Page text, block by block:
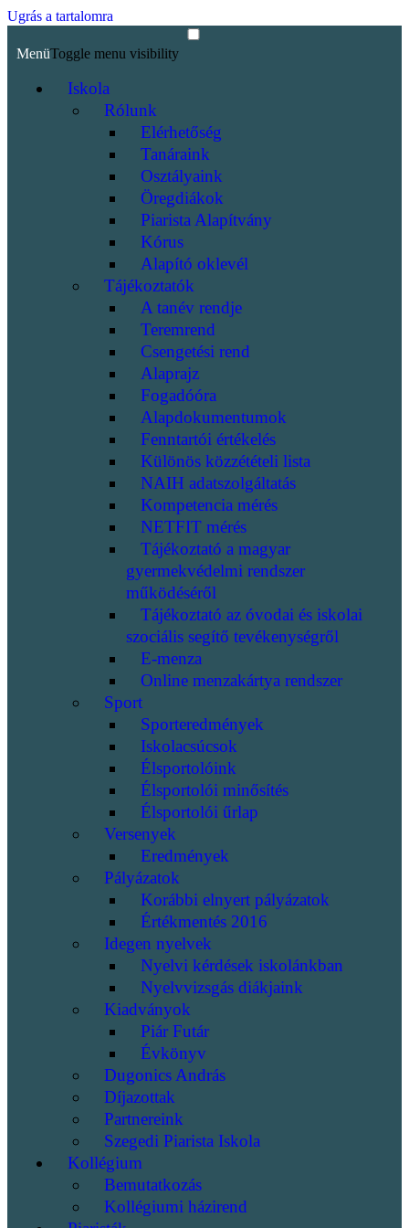
Ugrás a tartalomra
MenüToggle menu visibility
Iskola
Rólunk
Elérhetőség
Tanáraink
Osztályaink
Öregdiákok
Piarista Alapítvány
Kórus
Alapító oklevél
Tájékoztatók
A tanév rendje
Teremrend
Csengetési rend
Alaprajz
Fogadóóra
Alapdokumentumok
Fenntartói értékelés
Különös közzétételi lista
NAIH adatszolgáltatás
Kompetencia mérés
NETFIT mérés
Tájékoztató a magyar
gyermekvédelmi rendszer
működéséről
Tájékoztató az óvodai és iskolai
szociális segítő tevékenységről
E-menza
Online menzakártya rendszer
Sport
Sporteredmények
Iskolacsúcsok
Élsportolóink
Élsportolói minősítés
Élsportolói űrlap
Versenyek
Eredmények
Pályázatok
Korábbi elnyert pályázatok
Értékmentés 2016
Idegen nyelvek
Nyelvi kérdések iskolánkban
Nyelvvizsgás diákjaink
Kiadványok
Piár Futár
Évkönyv
Dugonics András
Díjazottak
Partnereink
Szegedi Piarista Iskola
Kollégium
Bemutatkozás
Kollégiumi házirend